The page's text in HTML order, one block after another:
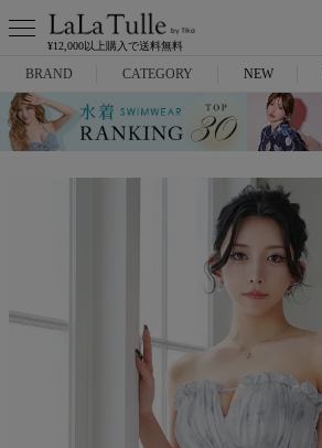
¥12,000以上購入で送料無料
BRAND
Anella
CATEGORY
ミニドレス
スーツ
NEW